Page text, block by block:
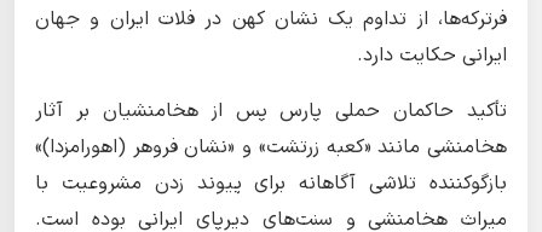
فرترکه‌ها، از تداوم یک نشان کهن در فلات ایران و جهان
ایرانی حکایت دارد.
تأکید حاکمان حملی پارس پس از هخامنشیان بر آثار
هخامنشی مانند «کعبه زرتشت» و «نشان فروهر (اهورامزدا)»
بازگوکننده تلاشی آگاهانه برای پیوند زدن مشروعیت با
میراث هخامنشی و سنت‌های دیرپای ایرانی بوده است.